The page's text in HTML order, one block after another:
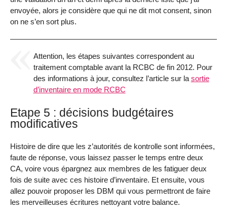
envoyée, alors je considère que qui ne dit mot consent, sinon
on ne s’en sort plus.
Attention, les étapes suivantes correspondent au
traitement comptable avant la RCBC de fin 2012. Pour
des informations à jour, consultez l’article sur la sortie
d’inventaire en mode RCBC
Etape 5 : décisions budgétaires
modificatives
Histoire de dire que les z’autorités de kontrolle sont informées,
faute de réponse, vous laissez passer le temps entre deux
CA, voire vous épargnez aux membres de les fatiguer deux
fois de suite avec ces histoire d’inventaire. Et ensuite, vous
allez pouvoir proposer les DBM qui vous permettront de faire
les merveilleuses écritures nettoyant votre balance.